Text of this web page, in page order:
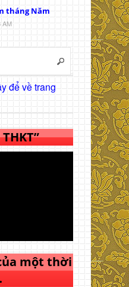
tháng Năm
AM
để về trang
một thời